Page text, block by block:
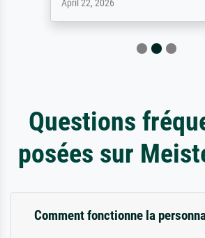
April 22, 2026
Questions
posées sur
Comment fonctionne la